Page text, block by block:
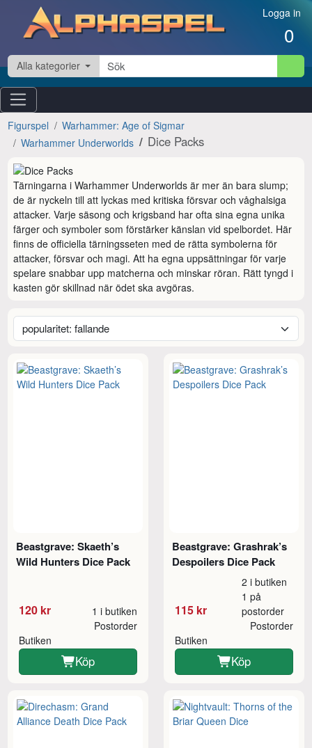
Hoppa till innehåll Logga in
0
Alla kategorier
Figurspel
Warhammer: Age of Sigmar
Warhammer Underworlds
Dice Packs
Tärningarna i Warhammer Underworlds är mer än bara slump;
de är nyckeln till att lyckas med kritiska försvar och våghalsiga
attacker. Varje säsong och krigsband har ofta sina egna unika
färger och symboler som förstärker känslan vid spelbordet. Här
finns de officiella tärningsseten med de rätta symbolerna för
attacker, försvar och magi. Att ha egna uppsättningar för varje
spelare snabbar upp matcherna och minskar röran. Rätt tyngd i
kasten gör skillnad när ödet ska avgöras.
Beastgrave: Skaeth’s
Wild Hunters Dice Pack
120 kr 1 i butiken
Butiken
Postorder
Köp
Beastgrave: Grashrak’s
Despoilers Dice Pack
115 kr
2 i butiken
1 på
postorder
Butiken
Postorder
Köp